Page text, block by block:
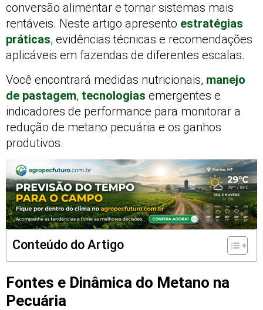
conversão alimentar e tornar sistemas mais
rentáveis. Neste artigo apresento estratégias
práticas, evidências técnicas e recomendações
aplicáveis em fazendas de diferentes escalas.
Você encontrará medidas nutricionais, manejo
de pastagem, tecnologias emergentes e
indicadores de performance para monitorar a
redução de metano pecuária e os ganhos
produtivos.
Conteúdo do Artigo
Fontes e Dinâmica do Metano na
Pecuária